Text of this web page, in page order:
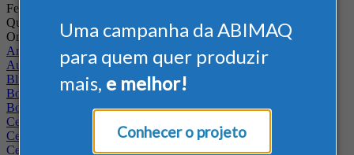
Uma campanha da ABIMAQ
para quem quer produzir
mais, e melhor!
Conhecer o projeto
Feiras
Quando
Onde
Arena Jaguariuna
Auditório Albano Franco - FIEPA
Blumenau - SC
BolognaFiere
Boulevard Olimpico - RJ
Centro Internacional de Convenções do Brasil, em Brasília
Centro de Convenções - SE
Centro de Convenções de Pernambuco - PE